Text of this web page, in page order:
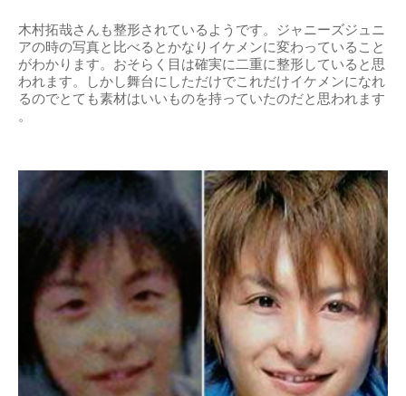
木村拓哉さんも整形されているようです。ジャニーズジュニ
アの時の写真と比べるとかなりイケメンに変わっていること
がわかります。おそらく目は確実に二重に整形していると思
われます。しかし舞台にしただけでこれだけイケメンになれ
るのでとても素材はいいものを持っていたのだと思われます
。